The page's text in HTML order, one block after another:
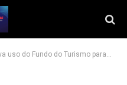
do Turismo para apoiar soluções tecnologias para o setor